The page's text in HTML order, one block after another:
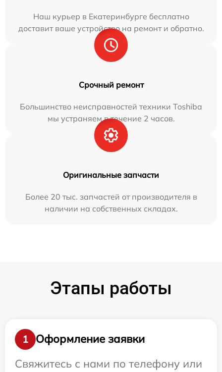
Наш курьер в Екатеринбурге бесплатно
доставит ваше устройство на ремонт и обратно.
Срочный ремонт
Большинство неисправностей техники Toshiba
мы устраняем в течение 2 часов.
Оригинальные запчасти
Более 20 тыс. запчастей от производителя в
наличии на собственных складах.
Этапы работы
1
Оформление заявки
Свяжитесь с нами по телефону или